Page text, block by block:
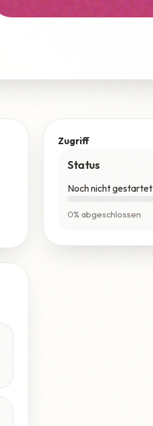
Zugriff
Status
Noch nicht gestartet
0% abgeschlossen